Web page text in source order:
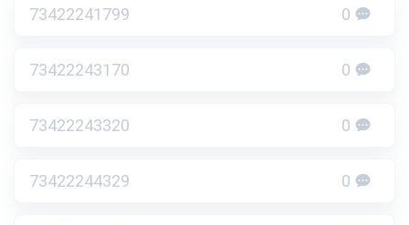
73422241799 0
73422243170 0
73422243320 0
73422244329 0